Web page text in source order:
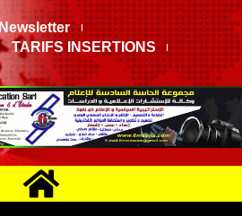
Newsletter
TARIFS INSERTIONS